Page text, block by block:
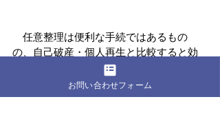
任意整理は便利な手続ではあるもの
の、自己破産・個人再生と比較すると効
果は小さいので、任意整理できないケー
スの場合には、早めに自己破産あるいは
個人再生の手続を進める方がメリットは
お問い合わせフォーム